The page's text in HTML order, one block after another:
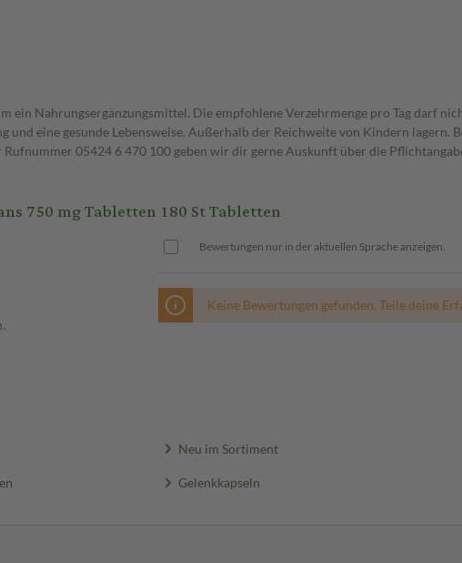
ein Nahrungsergänzungsmittel. Die empfohlene Verzehrmenge pro Tag darf
und eine gesunde Lebensweise. Außerhalb der Reichweite von Kindern
Rufnummer 05424 6 470 100 geben wir dir gerne Auskunft über die
750 mg Tabletten 180 St Tabletten
Bewertungen nur in der aktuellen Sprache anzeigen.
Keine Bewertungen gefunden. Teile deine
Neu im Sortiment
Gelenkkapseln